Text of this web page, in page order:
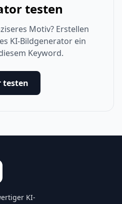
testen
Motiv? Erstellen
KI-Bildgenerator ein
Keyword.
testen
KI-